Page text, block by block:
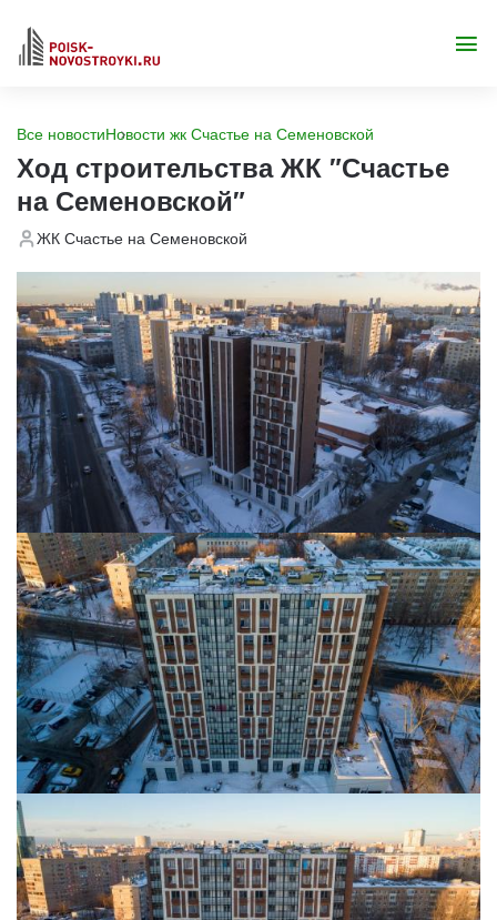
Все новостиНовости жк Счастье на Семеновской
Ход строительства ЖК "Счастье
на Семеновской"
ЖК Счастье на Семеновской